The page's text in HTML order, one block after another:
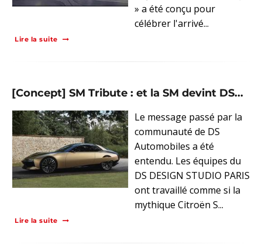
» a été conçu pour
célébrer l'arrivé...
Lire la suite
[Concept] SM Tribute : et la SM devint DS...
Le message passé par la
communauté de DS
Automobiles a été
entendu. Les équipes du
DS DESIGN STUDIO PARIS
ont travaillé comme si la
mythique Citroën S...
Lire la suite